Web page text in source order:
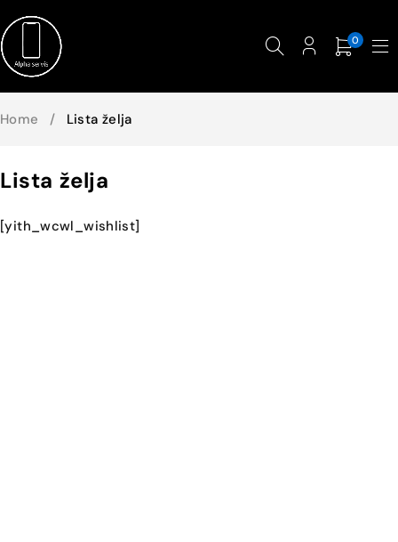
0
Lista želja
Home / Lista želja
[yith_wcwl_wishlist]